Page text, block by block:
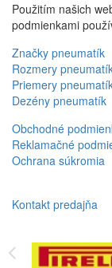
Použitím našich
podmienkami
Značky pneumatík
Rozmery
Priemery
Dezény pneumatík
Obchodné
Reklamačné
Ochrana súkromia
Kontakt predajňa